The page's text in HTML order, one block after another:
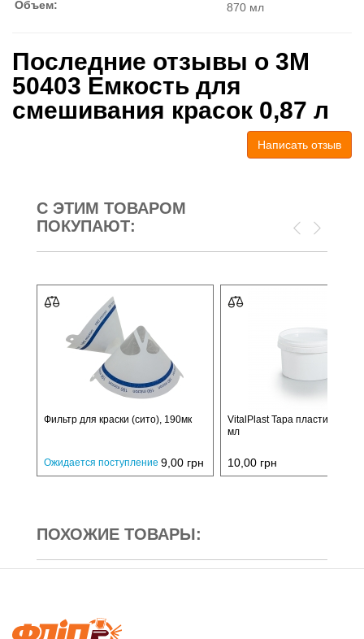
Объем:
870 мл
Последние отзывы о 3M
50403 Емкость для
смешивания красок 0,87 л
Написать отзыв
С ЭТИМ ТОВАРОМ
ПОКУПАЮТ:
Фильтр для краски (сито), 190мк
Ожидается поступление 9,00 грн
VitalPlast Тара пластиковая,
мл
10,00 грн
ПОХОЖИЕ ТОВАРЫ: